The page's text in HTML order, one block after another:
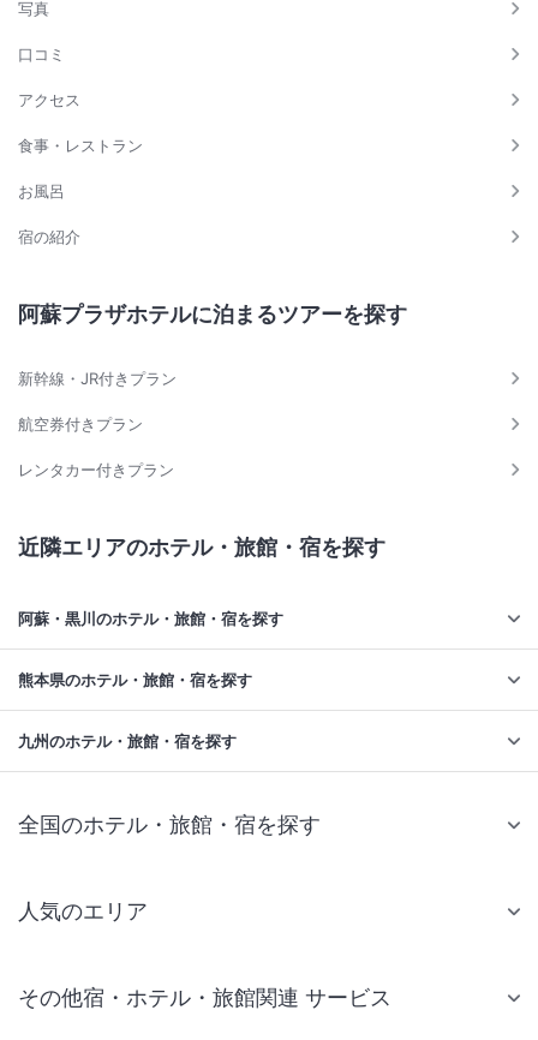
写真
口コミ
アクセス
食事・レストラン
お風呂
宿の紹介
阿蘇プラザホテルに泊まるツアーを探す
新幹線・JR付きプラン
航空券付きプラン
レンタカー付きプラン
近隣エリアのホテル・旅館・宿を探す
阿蘇・黒川のホテル・旅館・宿を探す
熊本県のホテル・旅館・宿を探す
九州のホテル・旅館・宿を探す
全国のホテル・旅館・宿を探す
人気のエリア
仙台 ホテル
その他宿・ホテル・旅館関連 サービス